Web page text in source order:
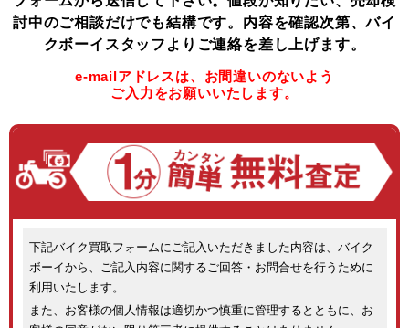
討中のご相談だけでも結構です。 内容を確認次第、バイ
クボーイスタッフよりご連絡を差し上げます。
e-mailアドレスは、お間違いのないよう
ご入力をお願いいたします。
下記バイク買取フォームにご記入いただきました内容は、バイク
ボーイから、ご記入内容に関するご回答・お問合せを行うために
利用いたします。
また、お客様の個人情報は適切かつ慎重に管理するとともに、お